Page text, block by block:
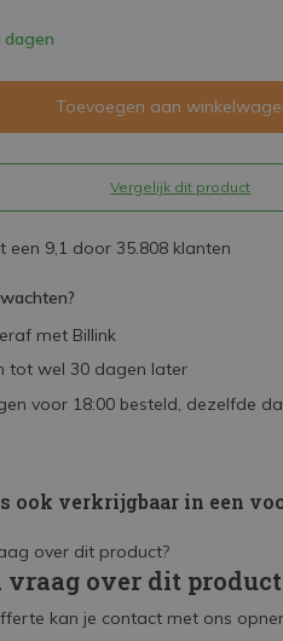
Toevoegen aan
Vergelijk dit product
een 9,1 door 35.808 klanten
met Billink
tot wel 30 dagen later
voor 18:00 besteld, dezelfde
ook verkrijgbaar in een
vraag over dit
kan je contact met ons